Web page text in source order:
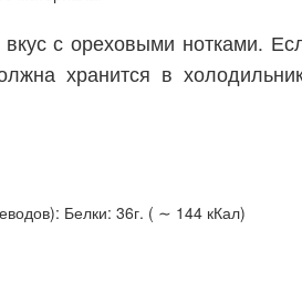
с ореховыми нотками.
хранится в
Белки: 36г. ( ∼ 144 кКал)